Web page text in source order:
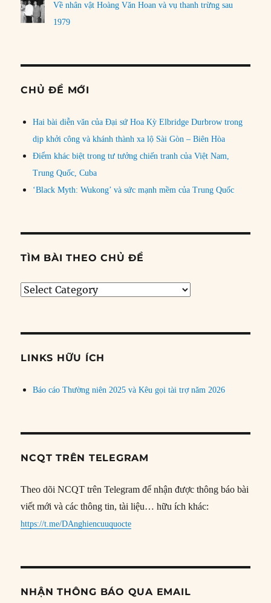
Về nhân vật Hoàng Văn Hoan và vụ thanh trừng sau
1979
CHỦ ĐỀ MỚI
Hai bài diễn văn của Đại sứ Hoa Kỳ Elbridge Durbrow trong
dịp khởi công và khánh thành xa lộ Sài Gòn – Biên Hòa
Điểm khác biệt trong tư tưởng chiến tranh của Việt Nam,
Trung Quốc, Cuba
‘Black Myth: Wukong’ và sức mạnh mềm của Trung Quốc
TÌM BÀI THEO CHỦ ĐỀ
Tìm
đề
LINKS HỮU ÍCH
Báo cáo Thường niên 2025 và Kêu gọi tài trợ năm 2026
NCQT TRÊN TELEGRAM
Theo dõi NCQT trên Telegram để nhận được thông báo bài
viết mới và các thông tin, tài liệu… hữu ích khác:
https://t.me/DAnghiencuuquocte
NHẬN THÔNG BÁO QUA EMAIL